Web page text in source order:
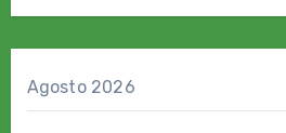
Agosto 2026